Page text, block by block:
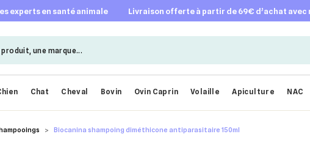
experts en santé animale livraison offerte à partir de 69€ d’achat
Chat Cheval Bovin Ovin Caprin Volaille Apiculture NAC
Biocanina shampoing diméthicone antiparasitaire 150ml